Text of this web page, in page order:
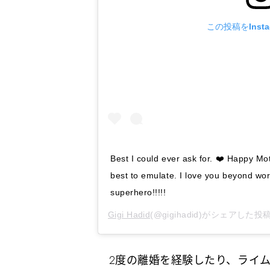
この投稿を
Best I could ever ask for. ❤️ Happy
best to emulate. I love you beyond
superhero!!!!!
Gigi Hadid(@gigihadid)がシェアした投
2度の離婚を経験したり、ライ